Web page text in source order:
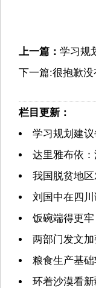
上一篇： 学习规
下一篇:很抱歉没
栏目更新：
学习规划建
达里雅布依
我国脱贫地
刘国中在四
饭碗端得更
两部门发文
粮食生产基
环着沙漠看